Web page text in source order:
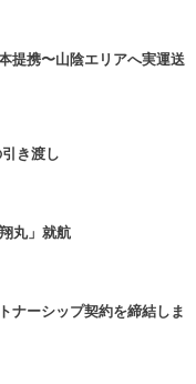
提携〜山陰エリアへ実運送
き渡し
丸」就航
ナーシップ契約を締結しま